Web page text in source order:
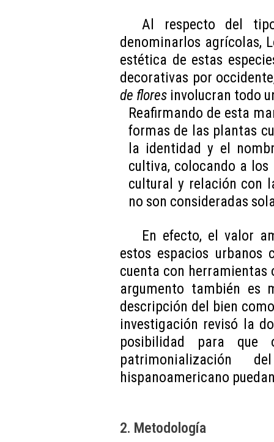
Al respecto del
denominarlos agrícolas,
estética de estas
decorativas por
de flores involucran todo
Reafirmando de esta
formas de las plantas
la identidad y el
cultiva, colocando a
cultural y relación con
no son consideradas
En efecto, el valor
estos espacios urbanos
cuenta con herramientas
argumento también es
descripción del bien
investigación revisó la
posibilidad para que
patrimonialización
hispanoamericano
2. Metodología